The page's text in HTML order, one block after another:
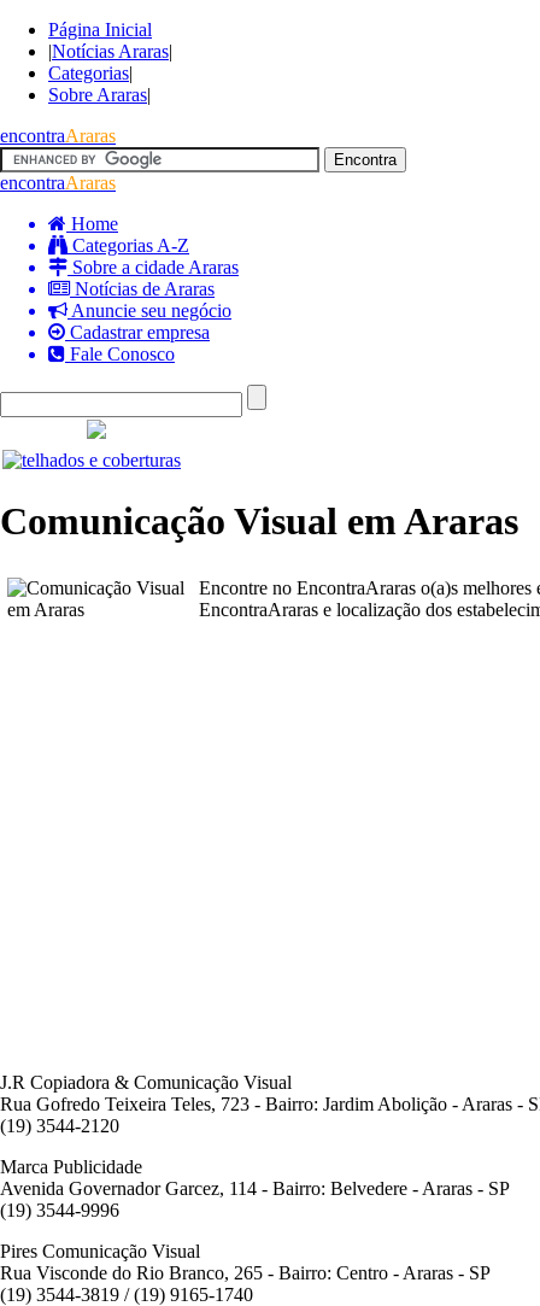
Página Inicial
|Notícias Araras|
Categorias|
Sobre Araras|
encontraAraras
encontraAraras
Home
Categorias A-Z
Sobre a cidade Araras
Notícias de Araras
Anuncie seu negócio
Cadastrar empresa
Fale Conosco
Comunicação Visual em Araras
Encontre no EncontraAraras o(a)s melhores
EncontraAraras e localização dos
J.R Copiadora & Comunicação Visual
Rua Gofredo Teixeira Teles, 723 - Bairro: Jardim Abolição - Araras -
(19) 3544-2120
Marca Publicidade
Avenida Governador Garcez, 114 - Bairro: Belvedere - Araras - SP
(19) 3544-9996
Pires Comunicação Visual
Rua Visconde do Rio Branco, 265 - Bairro: Centro - Araras - SP
(19) 3544-3819 / (19) 9165-1740